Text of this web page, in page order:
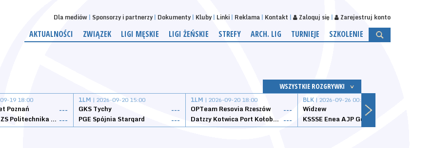
Dla mediów Sponsorzy i partnerzy Dokumenty Kluby Linki Reklama Kontakt Zaloguj się Zarejestruj konto
AKTUALNOŚCI ZWIĄZEK LIGI MĘSKIE LIGI ŻEŃSKIE STREFY ARCH. LIG TURNIEJE SZKOLENIE
WSZYSTKIE ROZGRYWKI
19 18:00
Poznań
---
Weegree AZS Politechnika Opolska ---
1LM | 2026-09-20 15:00
GKS Tychy
---
PGE Spójnia Stargard
---
1LM | 2026-09-20 18:00
OPTeam Resovia Rzeszów
---
Datzzy Kotwica Port Kołobrzeg ---
BLK | 2026-09-26 00:00
Widzew